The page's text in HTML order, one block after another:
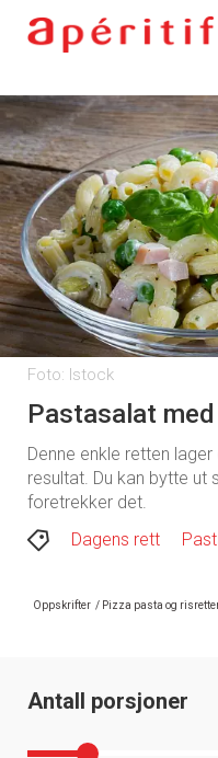
Foto: Istock
Pastasalat
Denne enkle retten
resultat. Du kan bytte ut
foretrekker det.
Dagens rett
Oppskrifter / Pizza pasta og
Antall porsjoner